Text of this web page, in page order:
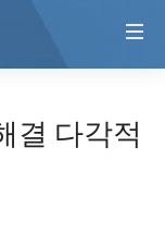
결 다각적